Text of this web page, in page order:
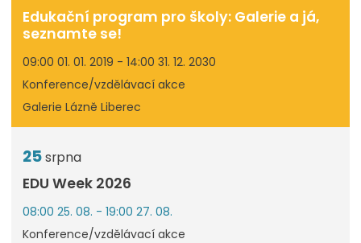
Edukační program pro školy: Galerie a já,
seznamte se!
09:00 01. 01. 2019 - 14:00 31. 12. 2030
Konference/vzdělávací akce
Galerie Lázně Liberec
25srpna
EDU Week 2026
08:00 25. 08. - 19:00 27. 08.
Konference/vzdělávací akce